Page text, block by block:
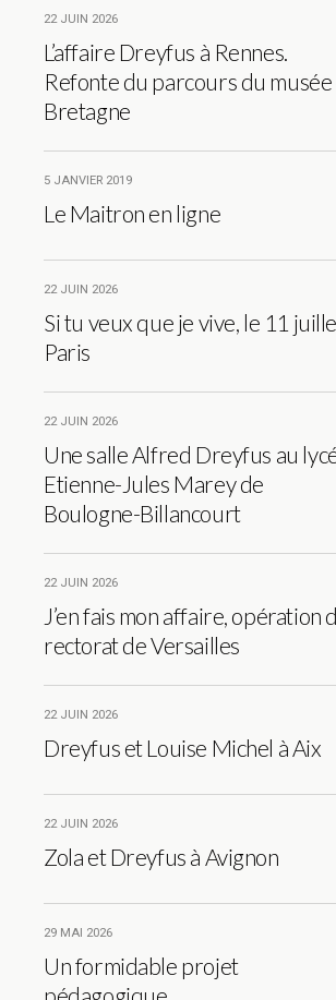
22 JUIN 2026
L’affaire Dreyfus à Rennes.
Refonte du parcours du
Bretagne
5 JANVIER 2019
Le Maitron en ligne
22 JUIN 2026
Si tu veux que je vive, le 11
Paris
22 JUIN 2026
Une salle Alfred Dreyfus au
Etienne-Jules Marey de
Boulogne-Billancourt
22 JUIN 2026
J’en fais mon affaire, opération
rectorat de Versailles
22 JUIN 2026
Dreyfus et Louise Michel à Aix
22 JUIN 2026
Zola et Dreyfus à Avignon
29 MAI 2026
Un formidable projet